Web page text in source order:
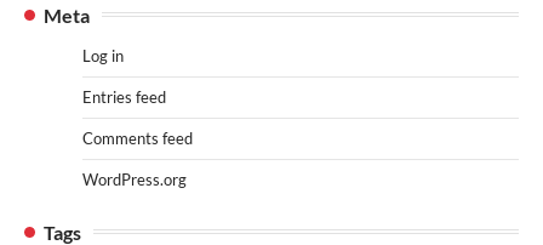
Meta
Log in
Entries feed
Comments feed
WordPress.org
Tags